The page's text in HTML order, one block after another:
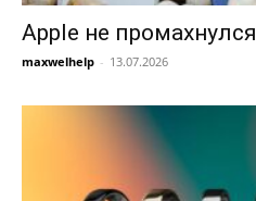
Apple не промахнулся
maxwelhelp - 13.07.2026